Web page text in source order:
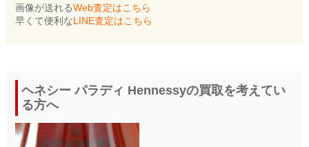
画像が送れるWeb査定はこちら
早くて便利なLINE査定はこちら
ヘネシー パラディ Hennessyの買取を考えてい
る方へ